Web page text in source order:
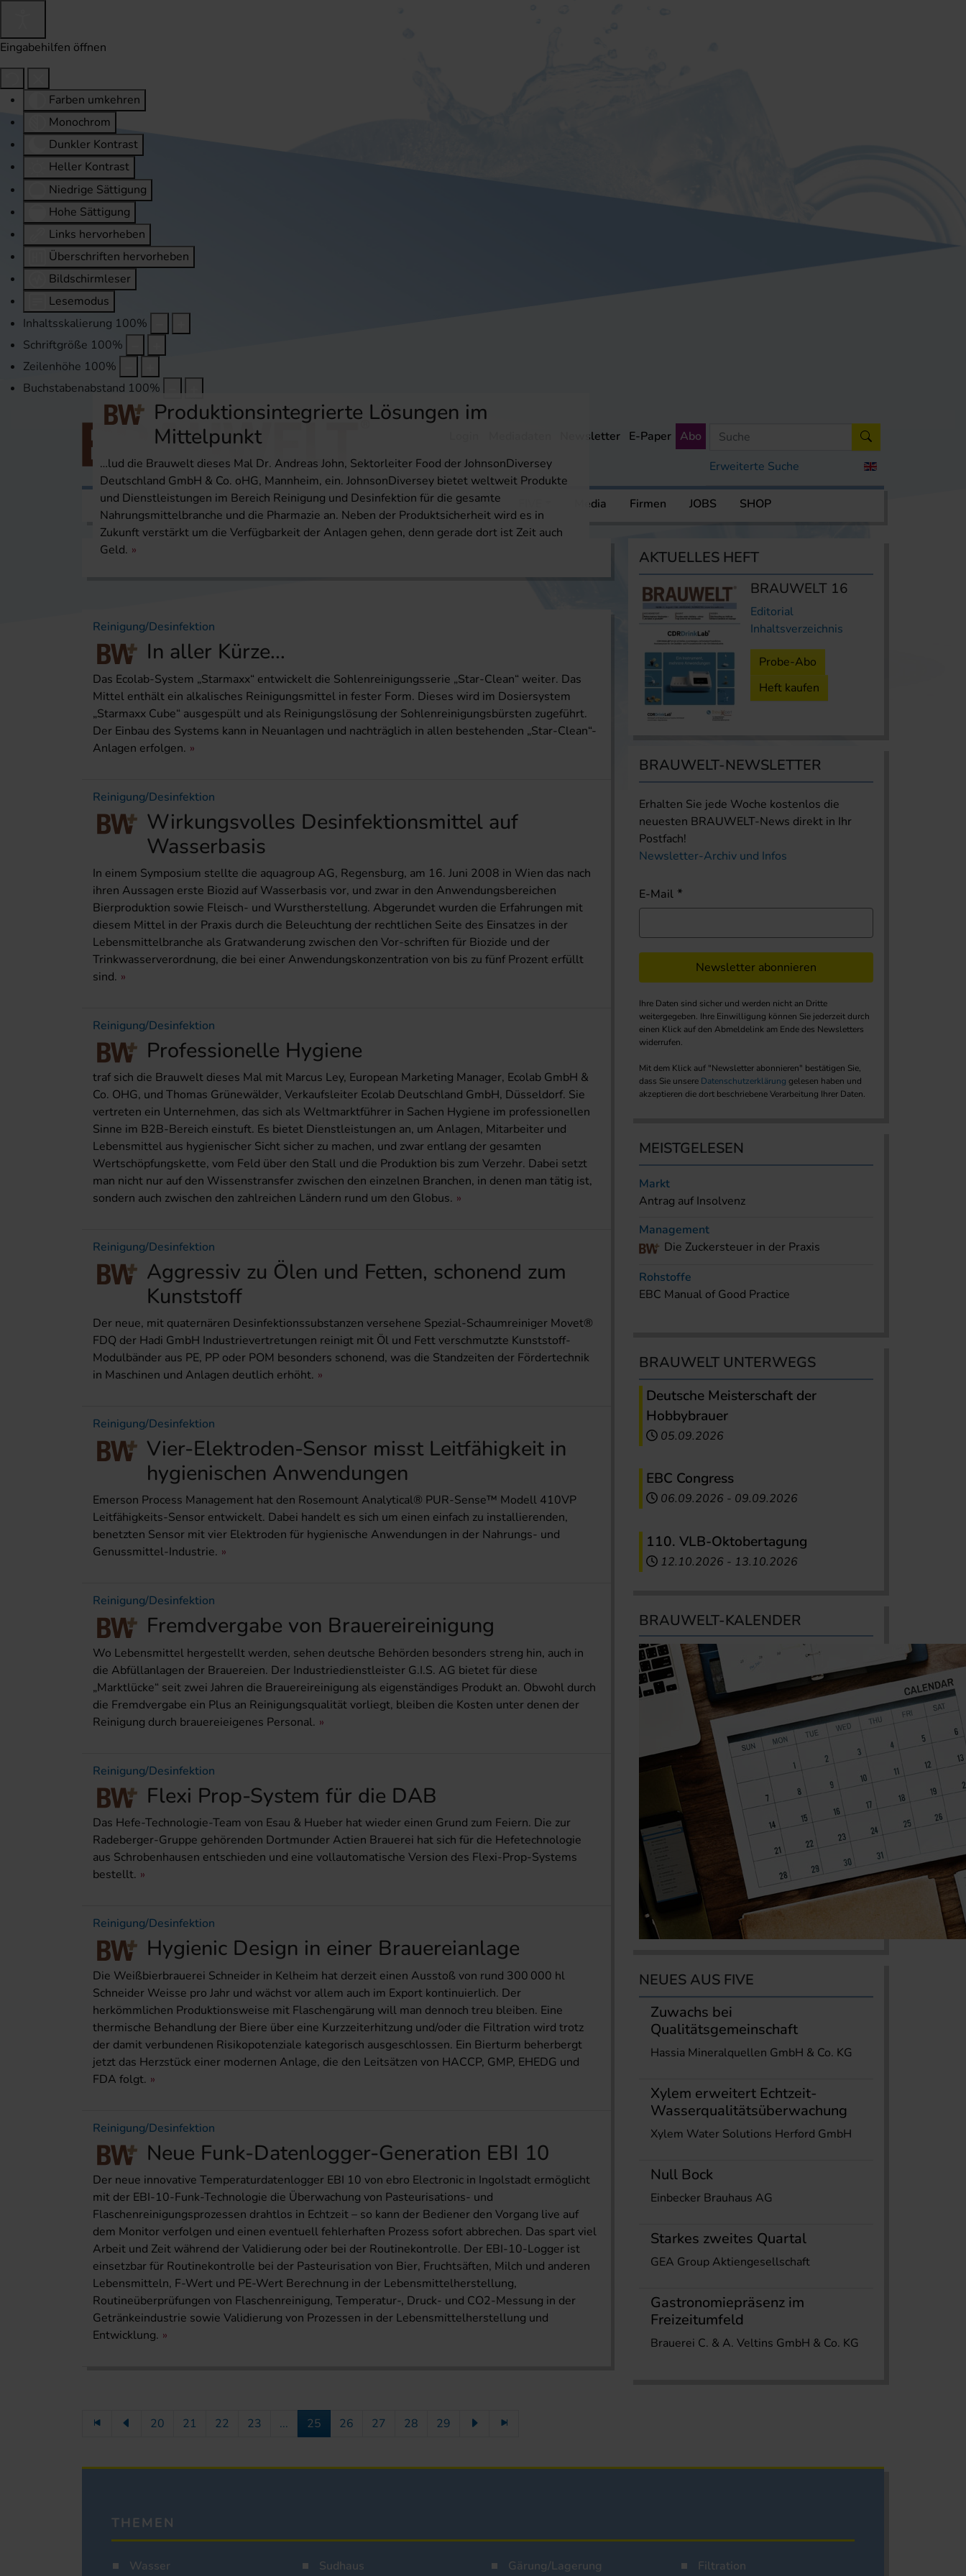
Eingabehilfen öffnen
Farben umkehren
Monochrom
Dunkler Kontrast
Heller Kontrast
Niedrige Sättigung
Hohe Sättigung
Links hervorheben
Überschriften hervorheben
Bildschirmleser
Lesemodus
Inhaltsskalierung 100%
Schriftgröße 100%
Zeilenhöhe 100%
Buchstabenabstand 100%
Erweiterte Suche
Newsletter E-Paper Abo
Themen Veranstaltungen Karriere Mediathek Dossier Media Firmen JOBS SHOP
Startseite
Produktionsintegrierte Lösungen im
Mittelpunkt
…lud die Brauwelt dieses Mal Dr. Andreas John, Sektorleiter Food der JohnsonDiversey
Deutschland GmbH & Co. oHG, Mannheim, ein. JohnsonDiversey bietet weltweit Produkte
und Dienstleistungen im Bereich Reinigung und Desinfektion für die gesamte
Nahrungsmittelbranche und die Pharmazie an. Neben der Produktsicherheit wird es in
Zukunft verstärkt um die Verfügbarkeit der Anlagen gehen, denn gerade dort ist Zeit auch
Geld.
Reinigung/Desinfektion
In aller Kürze...
Das Ecolab-System „Starmaxx“ entwickelt die Sohlenreinigungsserie „Star-Clean“ weiter. Das
Mittel enthält ein alkalisches Reinigungsmittel in fester Form. Dieses wird im Dosiersystem
„Starmaxx Cube“ ausgespült und als Reinigungslösung der Sohlenreinigungsbürsten zugeführt.
Der Einbau des Systems kann in Neuanlagen und nachträglich in allen bestehenden „Star-Clean“-
Anlagen erfolgen.
Reinigung/Desinfektion
Wirkungsvolles Desinfektionsmittel auf
Wasserbasis
In einem Symposium stellte die aquagroup AG, Regensburg, am 16. Juni 2008 in Wien das nach
ihren Aussagen erste Biozid auf Wasserbasis vor, und zwar in den Anwendungsbereichen
Bierproduktion sowie Fleisch- und Wurstherstellung. Abgerundet wurden die Erfahrungen mit
diesem Mittel in der Praxis durch die Beleuchtung der rechtlichen Seite des Einsatzes in der
Lebensmittelbranche als Gratwanderung zwischen den Vor-schriften für Biozide und der
Trinkwasserverordnung, die bei einer Anwendungskonzentration von bis zu fünf Prozent erfüllt
sind.
Reinigung/Desinfektion
Professionelle Hygiene
traf sich die Brauwelt dieses Mal mit Marcus Ley, European Marketing Manager, Ecolab GmbH &
Co. OHG, und Thomas Grünewälder, Verkaufsleiter Ecolab Deutschland GmbH, Düsseldorf. Sie
vertreten ein Unternehmen, das sich als Weltmarktführer in Sachen Hygiene im professionellen
Sinne im B2B-Bereich einstuft. Es bietet Dienstleistungen an, um Anlagen, Mitarbeiter und
Lebensmittel aus hygienischer Sicht sicher zu machen, und zwar entlang der gesamten
Wertschöpfungskette, vom Feld über den Stall und die Produktion bis zum Verzehr. Dabei setzt
man nicht nur auf den Wissenstransfer zwischen den einzelnen Branchen, in denen man tätig ist,
sondern auch zwischen den zahlreichen Ländern rund um den Globus.
Reinigung/Desinfektion
Aggressiv zu Ölen und Fetten, schonend zum
Kunststoff
Der neue, mit quaternären ­Desinfektionssubstanzen versehene Spezial-Schaumreiniger Movet®
FDQ der Hadi GmbH ­Industrievertretungen reinigt mit Öl und Fett verschmutzte Kunststoff-
Modulbänder aus PE, PP oder POM besonders schonend, was die Standzeiten der Fördertechnik
in Maschinen und Anlagen deutlich erhöht.
Reinigung/Desinfektion
Vier-Elektroden-Sensor misst Leitfähigkeit in
hygienischen Anwendungen
Emerson Process Management hat den Rosemount Analytical® PUR-Sense™ Modell 410VP
Leitfähigkeits-Sensor entwickelt. Dabei handelt es sich um einen einfach zu installierenden,
benetzten Sensor mit vier Elektroden für hygienische Anwendungen in der Nahrungs- und
Genussmittel-Industrie.
Reinigung/Desinfektion
Fremdvergabe von Brauereireinigung
Wo Lebensmittel hergestellt werden, sehen deutsche Behörden besonders streng hin, auch in
die Abfüllanlagen der Brauereien. Der Industriedienstleister G.I.S. AG bietet für diese
„Marktlücke“ seit zwei Jahren die Brauereireinigung als eigenständiges Produkt an. Obwohl durch
die Fremdvergabe ein Plus an Reinigungsqualität vorliegt, bleiben die Kosten unter denen der
Reinigung durch brauereieigenes Personal.
Reinigung/Desinfektion
Flexi Prop-System für die DAB
Das Hefe-Technologie-Team von Esau & Hueber hat wieder einen Grund zum Feiern. Die zur
Radeberger-Gruppe gehörenden Dortmunder Actien Brauerei hat sich für die Hefetechnologie
aus Schrobenhausen entschieden und eine vollautomatische Version des Flexi-Prop-Systems
bestellt.
Reinigung/Desinfektion
Hygienic Design in einer Brauereianlage
Die Weißbierbrauerei Schneider in Kelheim hat derzeit einen Ausstoß von rund 300 000 hl
Schneider Weisse pro Jahr und wächst vor allem auch im Export kontinuierlich. Der
herkömmlichen Produktionsweise mit Flaschengärung will man dennoch treu bleiben. Eine
thermische Behandlung der Biere über eine Kurzzeiterhitzung und/oder die Filtration wird trotz
der damit verbundenen Risikopotenziale kategorisch ausgeschlossen. Ein Bierturm beherbergt
jetzt das Herzstück einer modernen Anlage, die den Leitsätzen von HACCP, GMP, EHEDG und
FDA folgt.
Reinigung/Desinfektion
Neue Funk-Datenlogger-Generation EBI 10
Der neue innovative Temperaturdatenlogger EBI 10 von ebro Electronic in Ingolstadt ermöglicht
mit der EBI-10-Funk-Technologie die Überwachung von Pasteurisations- und
Flaschenreinigungsprozessen drahtlos in Echtzeit – so kann der Bediener den Vorgang live auf
dem Monitor verfolgen und einen eventuell fehlerhaften Prozess sofort abbrechen. Das spart viel
Arbeit und Zeit während der Validierung oder bei der Routinekontrolle. Der EBI-10-Logger ist
einsetzbar für Routinekontrolle bei der Pasteurisation von Bier, Fruchtsäften, Milch und anderen
Lebensmitteln, F-Wert und PE-Wert Berechnung in der Lebensmittelherstellung,
Routineüberprüfungen von Flaschenreinigung, Temperatur-, Druck- und CO2-Messung in der
Getränkeindustrie sowie Validierung von Prozessen in der Lebensmittelherstellung und
Entwicklung.
20 21 22 23 ... 25 26 27 28 29
AKTUELLES HEFT
BRAUWELT 16
Editorial
Inhaltsverzeichnis
Probe-Abo
Heft kaufen
BRAUWELT-NEWSLETTER
Erhalten Sie jede Woche kostenlos die
neuesten BRAUWELT-News direkt in Ihr
Postfach!
Newsletter-Archiv und Infos
E-Mail
Newsletter abonnieren
Ihre Daten sind sicher und werden nicht an Dritte
weitergegeben. Ihre Einwilligung können Sie jederzeit durch
einen Klick auf den Abmeldelink am Ende des Newsletters
widerrufen.
Mit dem Klick auf "Newsletter abonnieren" bestätigen Sie,
dass Sie unsere Datenschutzerklärung gelesen haben und
akzeptieren die dort beschriebene Verarbeitung Ihrer Daten.
MEISTGELESEN
Markt
Antrag auf Insolvenz
Management
Die Zuckersteuer in der Praxis
Rohstoffe
EBC Manual of Good Practice
BRAUWELT UNTERWEGS
Deutsche Meisterschaft der
Hobbybrauer
05.09.2026
EBC Congress
06.09.2026 - 09.09.2026
110. VLB-Oktobertagung
12.10.2026 - 13.10.2026
BRAUWELT-KALENDER
NEUES AUS FIVE
Zuwachs bei
Qualitätsgemeinschaft
Hassia Mineralquellen GmbH & Co. KG
Xylem erweitert Echtzeit-
Wasserqualitätsüberwachung
Xylem Water Solutions Herford GmbH
Null Bock
Einbecker Brauhaus AG
Starkes zweites Quartal
GEA Group Aktiengesellschaft
Gastronomiepräsenz im
Freizeitumfeld
Brauerei C. & A. Veltins GmbH & Co. KG
THEMEN
Wasser Sudhaus Gärung/Lagerung Filtration